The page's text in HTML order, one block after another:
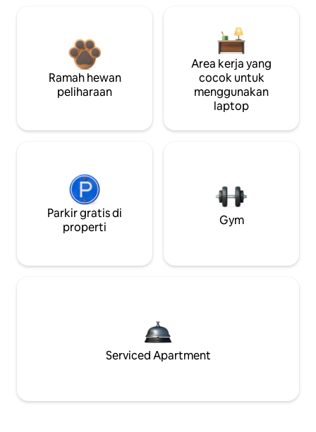
Ramah hewan
peliharaan
Area kerja yang
cocok untuk
menggunakan
laptop
Parkir gratis di
properti
Gym
Serviced Apartment